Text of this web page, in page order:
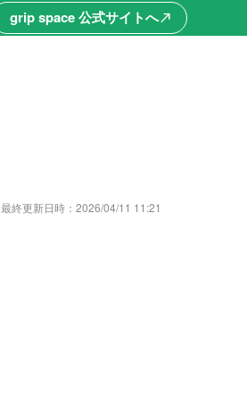
grip space 公式サイトへnorth_east
最終更新日時： 2026/04/11 11:21